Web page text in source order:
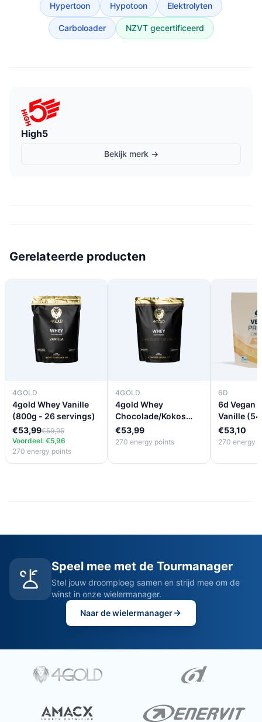
Hypertoon Hypotoon Elektrolyten
Carboloader NZVT gecertificeerd
High5
Bekijk merk →
Gerelateerde producten
4GOLD
4gold Whey Vanille
(800g - 26 servings)
€53,99€59,95
Voordeel: €5,96
270 energy points
4GOLD
4gold Whey
Chocolade/Kokos
(800g - 26 servings)
€53,99
270 energy points
6D
6d Vegan
Vanille
€53,10
270 energy
Speel mee met de Tourmanager
Stel jouw droomploeg samen en strijd mee om de
winst in onze wielermanager.
Naar de wielermanager